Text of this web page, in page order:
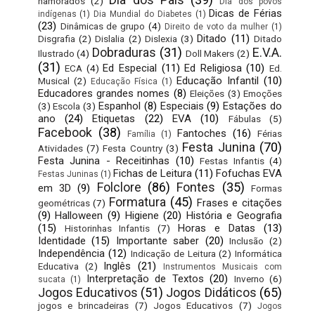
indígenas (1) Dia Mundial do Diabetes (1) Dicas de Férias
(23) Dinâmicas de grupo (4) Direito de voto da mulher (1)
Disgrafia (2) Dislalia (2) Dislexia (3) Ditado (11) Ditado
Ilustrado (4) Dobraduras (31) Doll Makers (2) E.V.A.
(31) ECA (4) Ed Especial (11) Ed Religiosa (10) Ed.
Musical (2) Educação Física (1) Educação Infantil (10)
Educadores grandes nomes (8) Eleições (3) Emoções
(3) Escola (3) Espanhol (8) Especiais (9) Estações do
ano
(24) Etiquetas (22) EVA (10) Fábulas (5)
Facebook (38) Família (1) Fantoches (16)
Férias
Atividades (7) Festa Country (3) Festa Junina (70)
Festa Junina - Receitinhas (10) Festas Infantis (4)
Festas Juninas (1) Fichas de Leitura (11) Fofuchas EVA
em 3D (9) Folclore (86) Fontes (35)
Formas
geométricas (7) Formatura (45) Frases e citações
(9) Halloween (9) Higiene (20) História e Geografia
(15)
Historinhas Infantis (7) Horas e Datas
(13)
Identidade (15) Importante saber (20) Inclusão (2)
Independência (12) Indicação de Leitura (2) Informática
Educativa
(2) Inglês (21)
Instrumentos Musicais com
sucata
(1) Interpretação de Textos (20) Inverno (6)
Jogos Educativos (51) Jogos Didáticos (65)
jogos e brincadeiras (7) Jogos Educativos (7)
Jogos